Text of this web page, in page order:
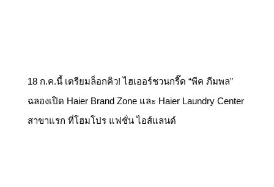
18 ก.ค.นี้ เตรียมล็อกคิว! ไฮเออร์ชวนกรี๊ด “พีค ภีมพล”
ฉลองเปิด Haier Brand Zone และ Haier Laundry Center
สาขาแรก ที่โฮมโปร แฟชั่น ไอส์แลนด์